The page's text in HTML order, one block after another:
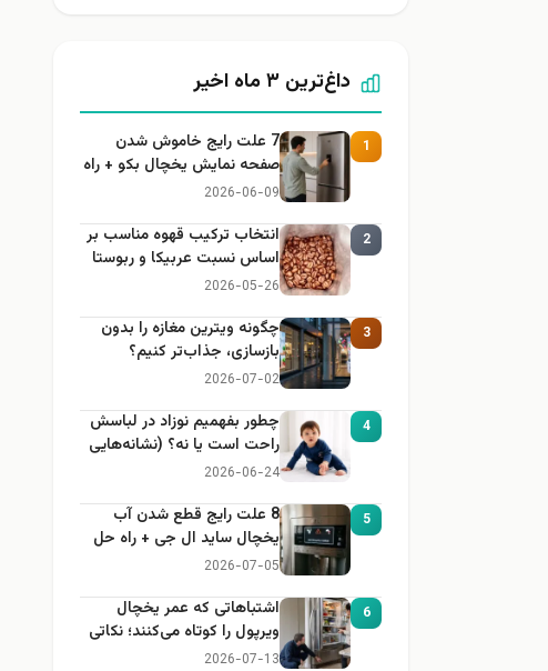
داغ‌ترین ۳ ماه اخیر
1
7 علت رایج خاموش شدن
صفحه نمایش یخچال بکو + راه
حل
2026-06-09
2
انتخاب ترکیب قهوه مناسب بر
اساس نسبت عربیکا و ربوستا
2026-05-26
3
چگونه ویترین مغازه را بدون
بازسازی، جذاب‌تر کنیم؟
2026-07-02
4
چطور بفهمیم نوزاد در لباسش
راحت است یا نه؟ (نشانه‌هایی
که هر مادر باید بداند)
2026-06-24
5
8 علت رایج قطع شدن آب
یخچال ساید ال جی + راه حل
2026-07-05
6
اشتباهاتی که عمر یخچال
ویرپول را کوتاه می‌کنند؛ نکاتی
که باید بدانید
2026-07-13